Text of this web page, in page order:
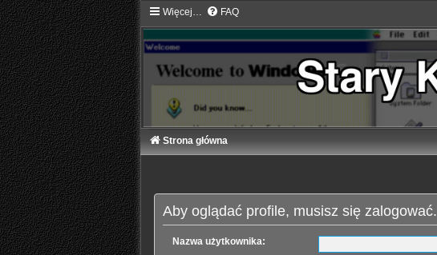
Więcej… FAQ
Strona główna
Aby oglądać profile, musisz się zalogować.
Nazwa użytkownika: